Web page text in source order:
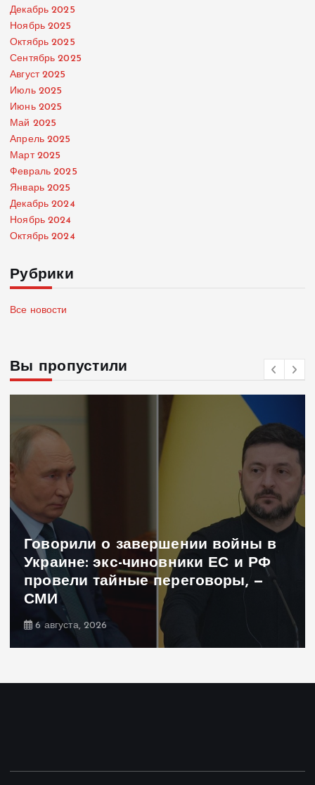
Декабрь 2025
Ноябрь 2025
Октябрь 2025
Сентябрь 2025
Август 2025
Июль 2025
Июнь 2025
Май 2025
Апрель 2025
Март 2025
Февраль 2025
Январь 2025
Декабрь 2024
Ноябрь 2024
Октябрь 2024
Рубрики
Все новости
Вы пропустили
в
РФ
Иран готовил удар по
почему Тегеран передумал
5 августа, 2026